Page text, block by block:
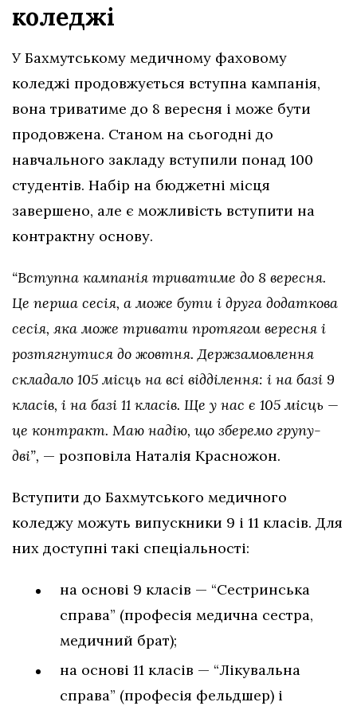
коледжі
У Бахмутському медичному фаховому
коледжі продовжується вступна кампанія,
вона триватиме до 8 вересня і може бути
продовжена. Станом на сьогодні до
навчального закладу вступили понад 100
студентів. Набір на бюджетні місця
завершено, але є можливість вступити на
контрактну основу.
“Вступна кампанія триватиме до 8 вересня.
Це перша сесія, а може бути і друга додаткова
сесія, яка може тривати протягом вересня і
розтягнутися до жовтня. Держзамовлення
складало 105 місць на всі відділення: і на базі 9
класів, і на базі 11 класів. Ще у нас є 105 місць —
це контракт. Маю надію, що зберемо групу-
дві”, — розповіла Наталія Красножон.
Вступити до Бахмутського медичного
коледжу можуть випускники 9 і 11 класів. Для
них доступні такі спеціальності:
на основі 9 класів — “Сестринська
справа” (професія медична сестра,
медичний брат);
на основі 11 класів — “Лікувальна
справа” (професія фельдшер) і